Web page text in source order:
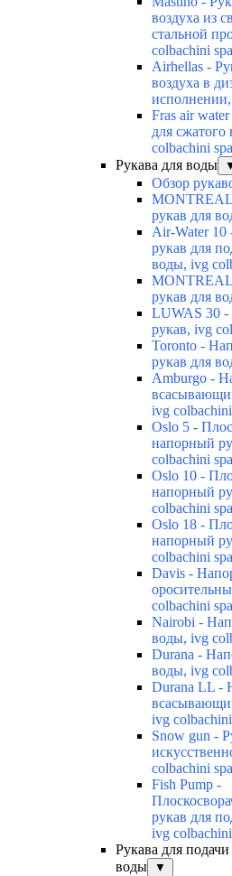
воздуха из
стальной
colbachini spa
Airhellas -
воздуха в
Fras air
для сжатого
colbachini spa
Рукава для воды
Обзор
рукав для
Air-Water 10
рукав для
воды, ivg
рукав для
LUWAS 30 -
рукав, ivg
Toronto -
рукав для
Amburgo -
ivg
Oslo 5 -
напорный
colbachini spa
Oslo 10 -
напорный
colbachini spa
Oslo 18 -
напорный
colbachini spa
Davis -
colbachini spa
Nairobi -
воды, ivg
Durana -
воды, ivg
Durana LL -
ivg
Snow gun -
colbachini spa
Fish Pump -
рукав для
ivg
Рукава для
воды
▼